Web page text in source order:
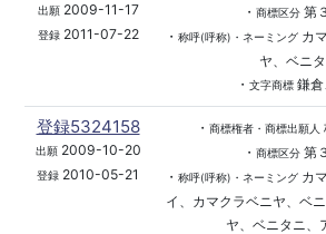
出願2009-11-17
登録2011-07-22
・ 商標区分第
・ 称呼(呼称)・ネーミングカ
ヤ、ベニ
・ 文字商標鎌倉
登録5324158
出願2009-10-20
登録 2010-05-21
・ 商標権者・商標出願人
・ 商標区分第
・ 称呼(呼称)・ネーミングカ
イ、カマクラベニヤ、ベ
ヤ、ベニタニ、